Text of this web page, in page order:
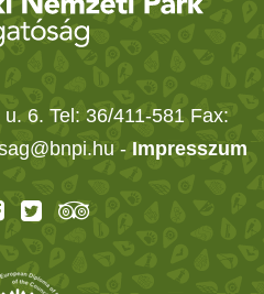
6. Tel: 36/411-581 Fax:
- Impresszum